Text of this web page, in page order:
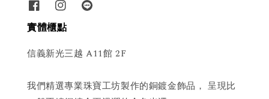
實體櫃點
信義新光三越 A11館 2F
我們精選專業珠寶工坊製作的銅鍍金飾品， 呈現比